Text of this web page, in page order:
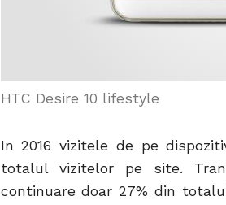
HTC Desire 10 lifestyle
In 2016 vizitele de pe
totalul vizitelor pe site.
continuare doar 27% din